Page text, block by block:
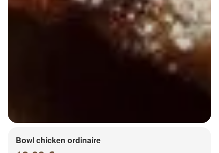
Bowl chicken ordinaire